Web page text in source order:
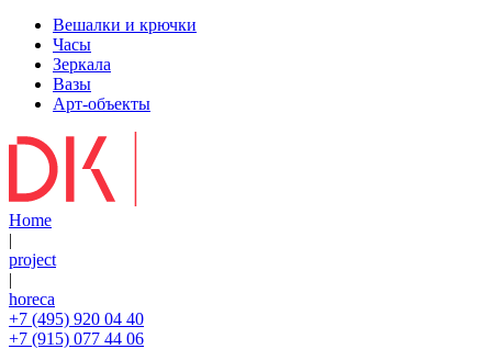
Вешалки и крючки
Часы
Зеркала
Вазы
Арт-объекты
Home
|
project
|
horeca
+7 (495) 920 04 40
+7 (915) 077 44 06